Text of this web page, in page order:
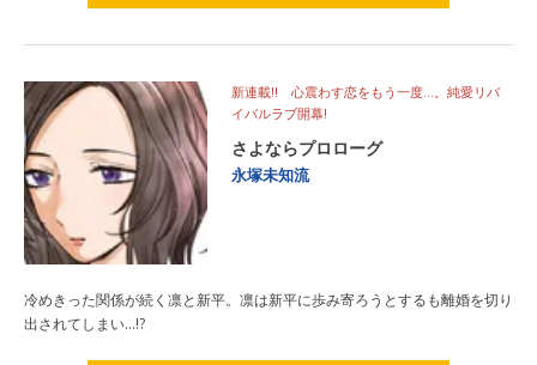
新連載!! 心震わす恋をもう一度…。純愛リバ
イバルラブ開幕!
さよならプロローグ
永塚未知流
冷めきった関係が続く凛と新平。凛は新平に歩み寄ろうとするも離婚を切り
出されてしまい…!?